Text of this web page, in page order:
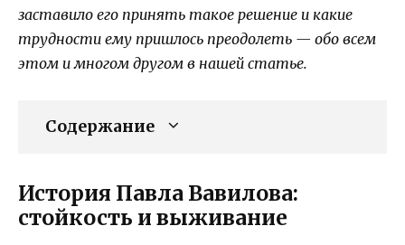
заставило его принять такое решение и какие
трудности ему пришлось преодолеть — обо всем
этом и многом другом в нашей статье.
Содержание
История Павла Вавилова:
стойкость и выживание